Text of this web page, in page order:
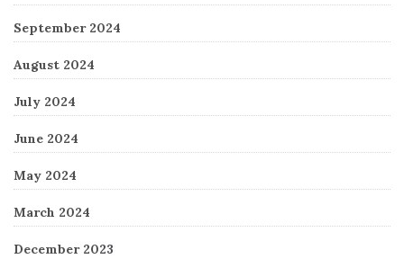
September 2024
August 2024
July 2024
June 2024
May 2024
March 2024
December 2023